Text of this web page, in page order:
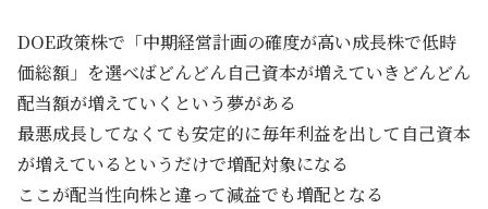
DOE政策株で「中期経営計画の確度が高い成長株で低時
価総額」を選べばどんどん自己資本が増えていきどんどん
配当額が増えていくという夢がある
最悪成長してなくても安定的に毎年利益を出して自己資本
が増えているというだけで増配対象になる
ここが配当性向株と違って減益でも増配となる